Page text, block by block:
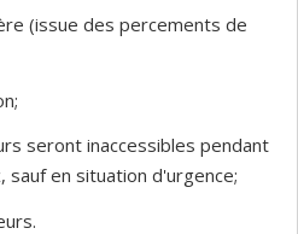
(issue des percements de
seront inaccessibles pendant
sauf en situation d'urgence;